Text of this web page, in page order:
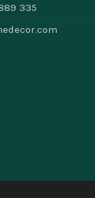
335